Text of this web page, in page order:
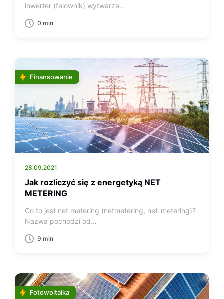
inwerter (falownik) wytwarza…
0 min
Finansowanie
28.09.2021
Jak rozliczyć się z energetyką NET
METERING
Co to jest net metering (netmetering, net-metering)?
Nazwa pochodzi od…
9 min
Fotowoltaika